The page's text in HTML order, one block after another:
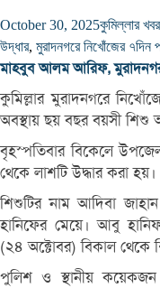
October 30, 2025কুমিল্লার খবর
উদ্ধার, মুরাদনগরে নিখোঁজের ৭দিন
মাহবুব আলম আরিফ,
কুমিল্লার মুরাদনগরে
অবস্থায় ছয় বছর বয়সী শিশু
বৃহস্পতিবার বিকেলে
থেকে লাশটি উদ্ধার করা হয়।
শিশুটির নাম আদিবা
হানিফের মেয়ে। আবু
(২৪ অক্টোবর) বিকাল থেকে
পুলিশ ও স্থানীয় কয়েকজন